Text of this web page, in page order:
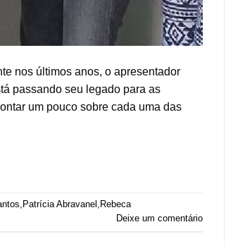
nos últimos anos, o apresentador
passando seu legado para as
um pouco sobre cada uma das
Patrícia Abravanel Rebeca
Deixe um comentário